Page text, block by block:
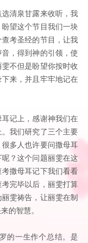
清泉甘露来收听，我
望这个节目我们一块
考圣经的节目，让我
，得到神的引领，使
不但是盼望你按时收
来，并且牢牢地记在
记上，感谢神我们在
我们研究了三个主要
多人也许要问撒母耳
？这个问题丽雯在这
撒母耳记下我们看看
完毕以后，丽雯打算
雯祷告，让丽雯在制
的智慧。
的一生作个总结。是